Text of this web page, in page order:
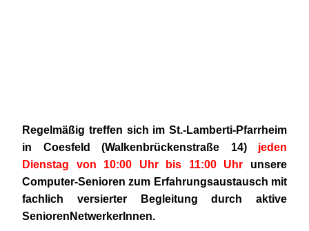
Regelmäßig treffen sich im St.-Lamberti-Pfarrheim
in Coesfeld (Walkenbrückenstraße 14) jeden
Dienstag von 10:00 Uhr bis 11:00 Uhr unsere
Computer-Senioren zum Erfahrungsaustausch mit
fachlich versierter Begleitung durch aktive
SeniorenNetwerkerInnen.